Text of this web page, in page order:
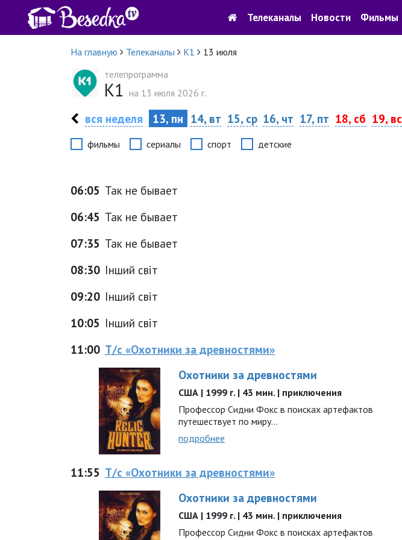
Телеканалы Новости Фильмы
На главную Телеканалы К1
13 июля
телепрограмма
К1 на 13 июля 2026 г.
вся неделя 13, пн 14, вт 15, ср 16, чт 17, пт 18, сб 19, вс
фильмы сериалы спорт детские
06:05 Так не бывает
06:45 Так не бывает
07:35 Так не бывает
08:30 Інший світ
09:20 Інший світ
10:05 Інший світ
11:00 Т/с «Охотники за древностями»
Охотники за древностями
США | 1999 г. | 43 мин. | приключения
Профессор Сидни Фокс в поисках артефактов
путешествует по миру...
подробнее
11:55 Т/с «Охотники за древностями»
Охотники за древностями
США | 1999 г. | 43 мин. | приключения
Профессор Сидни Фокс в поисках артефактов